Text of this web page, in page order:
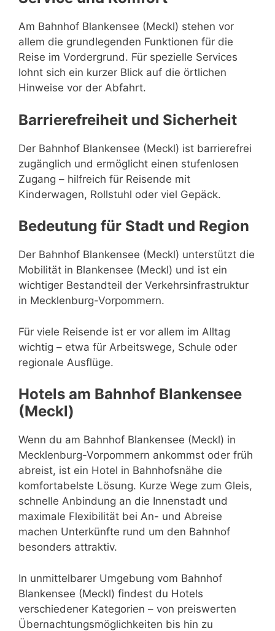
Am Bahnhof Blankensee (Meckl) stehen vor
allem die grundlegenden Funktionen für die
Reise im Vordergrund. Für spezielle Services
lohnt sich ein kurzer Blick auf die örtlichen
Hinweise vor der Abfahrt.
Barrierefreiheit und Sicherheit
Der Bahnhof Blankensee (Meckl) ist barrierefrei
zugänglich und ermöglicht einen stufenlosen
Zugang – hilfreich für Reisende mit
Kinderwagen, Rollstuhl oder viel Gepäck.
Bedeutung für Stadt und Region
Der Bahnhof Blankensee (Meckl) unterstützt die
Mobilität in Blankensee (Meckl) und ist ein
wichtiger Bestandteil der Verkehrsinfrastruktur
in Mecklenburg-Vorpommern.
Für viele Reisende ist er vor allem im Alltag
wichtig – etwa für Arbeitswege, Schule oder
regionale Ausflüge.
Hotels am Bahnhof Blankensee
(Meckl)
Wenn du am Bahnhof Blankensee (Meckl) in
Mecklenburg-Vorpommern ankommst oder früh
abreist, ist ein Hotel in Bahnhofsnähe die
komfortabelste Lösung. Kurze Wege zum Gleis,
schnelle Anbindung an die Innenstadt und
maximale Flexibilität bei An- und Abreise
machen Unterkünfte rund um den Bahnhof
besonders attraktiv.
In unmittelbarer Umgebung vom Bahnhof
Blankensee (Meckl) findest du Hotels
verschiedener Kategorien – von preiswerten
Übernachtungsmöglichkeiten bis hin zu